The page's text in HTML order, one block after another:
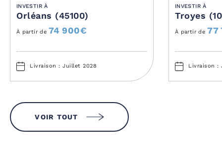
VOIR TOUT
INVESTIR À
Orléans (45100)
À partir de 74 900€
Livraison : Juillet 2028
INVESTIR À
Troyes
À partir de 77
Livraison :